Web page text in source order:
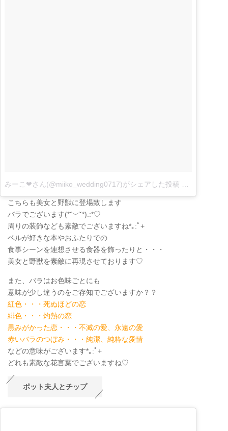
みーこ❤︎さん(@miiko_wedding0717)がシェアした投稿
こちらも美女と野獣に登場致します
バラでございます(*˘︶˘*) .:*♡
周りの装飾なども素敵でございますね*｡:ﾟ+
ベルが好きな本やおふたりでの
食事シーンを連想させる食器を飾ったりと・・・
美女と野獣を素敵に再現させております♡
また、バラはお色味ごとにも
意味が少し違うのをご存知でございますか？？
紅色・・・死ぬほどの恋
緋色・・・灼熱の恋
黒みがかった恋・・・不滅の愛、永遠の愛
赤いバラのつぼみ・・・純潔、純粋な愛情
などの意味がございます*｡:ﾟ+
どれも素敵な花言葉でございますね♡
ポット夫人とチップ